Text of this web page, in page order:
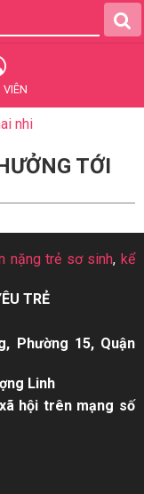
nhi
TỚI
nặng trẻ sơ sinh,kể
TRẺ
Phường 15, Quận
Linh
hội trên mạng số